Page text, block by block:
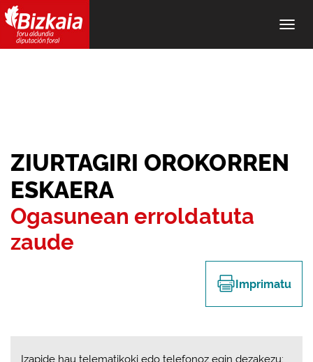
ZIURTAGIRI OROKORREN
ESKAERA
Ogasunean erroldatuta
zaude
Imprimatu
Izapide hau telematikoki edo telefonoz egin dezakezu: